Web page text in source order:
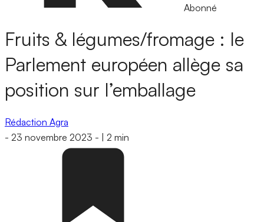
Abonné
Fruits & légumes/fromage : le
Parlement européen allège sa
position sur l’emballage
Rédaction Agra
- 23 novembre 2023 - 2 min